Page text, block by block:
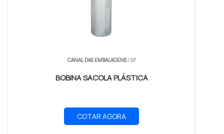
CANAL DAS EMBALAGENS/ SP
BOBINA SACOLA PLÁSTICA
COTAR AGORA